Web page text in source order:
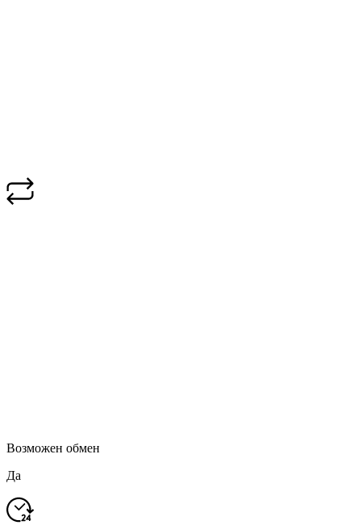
Возможен обмен
Да